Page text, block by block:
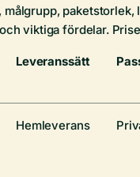
målgrupp, paketstorlek,
viktiga fördelar.
Leveranssätt
Hemleverans